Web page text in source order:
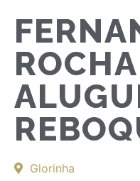
ROCHA
Glorinha